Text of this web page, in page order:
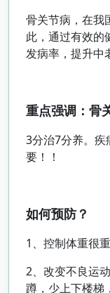
骨关节病，在我
此，通过有效的
发病率，提升中
重点强调：骨
3分治7分养。
要！！
如何预防？
1、控制体重很重
2、改变不良运
蹲，少上下楼梯